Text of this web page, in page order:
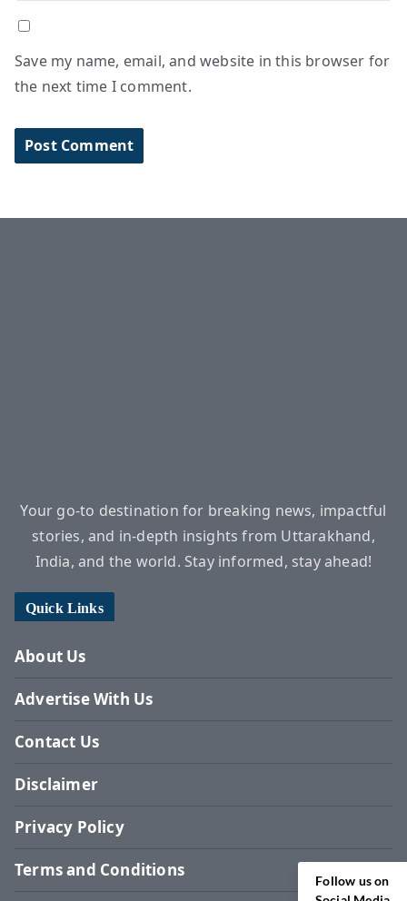
Save my name, email, and website in this browser for
the next time I comment.
Your go-to destination for breaking news, impactful
stories, and in-depth insights from Uttarakhand,
India, and the world. Stay informed, stay ahead!
Quick Links
About Us
Advertise With Us
Contact Us
Disclaimer
Privacy Policy
Terms and Conditions
Follow us on